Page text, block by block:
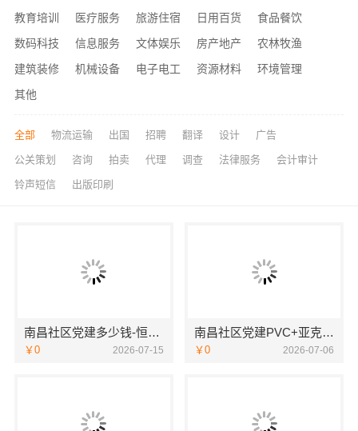
教育培训
医疗服务 旅游住宿 日用百货
食品餐饮
数码科技
信息服务 文体娱乐 房产地产
农林牧渔
建筑装修
机械设备 电子电工 资源材料
环境管理
其他
全部 物流运输 出国 招聘 翻译 设计 广告
公关策划 咨询 拍卖 代理 调查 法律服务 会计审计
铃声短信 出版印刷
南昌社区党建多少钱-恒辉广告
￥0 2026-07-15
南昌社区党建PVC+亚克力材质-恒辉广告
￥0 2026-07-06